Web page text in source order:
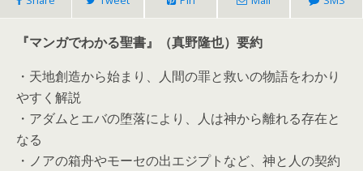
『マンガでわかる聖書』（真野隆也）要約
・天地創造から始まり、人間の罪と救いの物語をわかり
やすく解説
・アダムとエバの堕落により、人は神から離れる存在と
なる
・ノアの箱舟やモーセの出エジプトなど、神と人の契約